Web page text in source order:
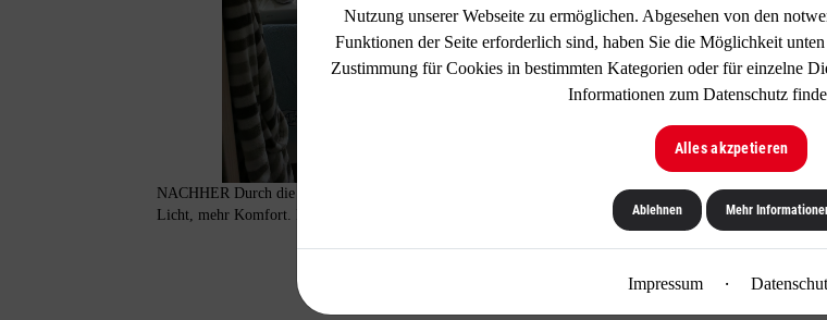
Nutzung unserer Webseite zu ermöglichen. Abgesehen von den
Funktionen der Seite erforderlich sind, haben Sie die Möglichkeit
Zustimmung für Cookies in bestimmten Kategorien oder für einzelne
Informationen zum Datenschutz
Alles akzpetieren
Ablehnen Mehr
Impressum ·
NACHHER Durch die Gaube bekommt der ganze Raum mehr Stehhöhe, mehr
Licht, mehr Komfort. Ein ganz neuer Ort zum Wohlfühlen im eigenen Zuhause.